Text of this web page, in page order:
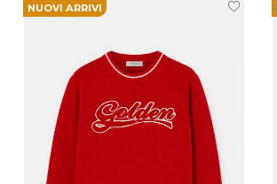
NUOVI ARRIVI